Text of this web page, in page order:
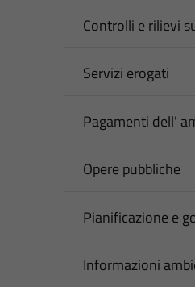
Controlli e rilievi
Servizi erogati
Pagamenti dell'
Opere pubbliche
Pianificazione e
Informazioni